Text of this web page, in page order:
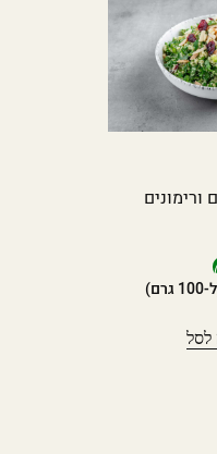
ורימונים
גרם)
לסל